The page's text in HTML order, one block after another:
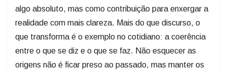
algo absoluto, mas como contribuição para enxergar a
realidade com mais clareza. Mais do que discurso, o
que transforma é o exemplo no cotidiano: a coerência
entre o que se diz e o que se faz. Não esquecer as
origens não é ficar preso ao passado, mas manter os